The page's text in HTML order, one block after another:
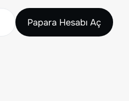
Papara Hesabı Aç